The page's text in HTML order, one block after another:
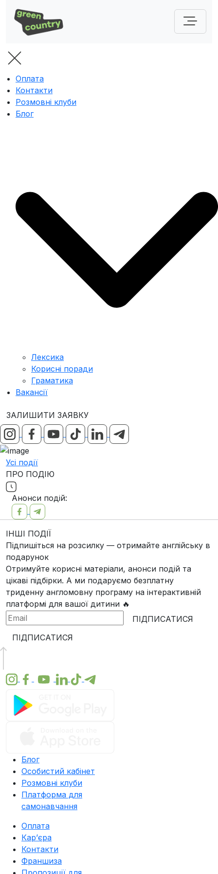
Оплата
Контакти
Розмовні клуби
Блог
Лексика
Корисні поради
Граматика
Вакансії
ЗАЛИШИТИ ЗАЯВКУ
Усі події
ПРО ПОДІЮ
Анонси подій:
ІНШІ ПОДІЇ
Підпишіться на розсилку — отримайте англійську в
подарунок
Отримуйте корисні матеріали, анонси подій та
цікаві підбірки. А ми подаруємо безплатну
триденну англомовну програму на інтерактивній
платформі для вашої дитини 🔥
ПІДПИСАТИСЯ
ПІДПИСАТИСЯ
Блог
Особистий кабінет
Розмовні клуби
Платформа для
самонавчання
Оплата
Карʼєра
Контакти
Франшиза